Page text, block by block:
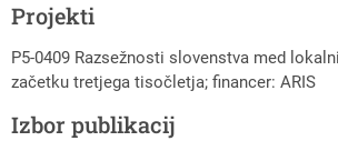
Projekti
P5-0409 Razsežnosti slovenstva med
začetku tretjega tisočletja; financer: ARIS
Izbor publikacij